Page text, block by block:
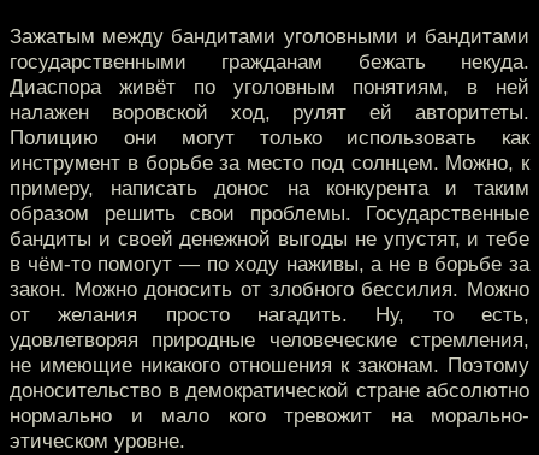
Зажатым между бандитами уголовными и бандитами
государственными гражданам бежать некуда.
Диаспора живёт по уголовным понятиям, в ней
налажен воровской ход, рулят ей авторитеты.
Полицию они могут только использовать как
инструмент в борьбе за место под солнцем. Можно, к
примеру, написать донос на конкурента и таким
образом решить свои проблемы. Государственные
бандиты и своей денежной выгоды не упустят, и тебе
в чём-то помогут — по ходу наживы, а не в борьбе за
закон. Можно доносить от злобного бессилия. Можно
от желания просто нагадить. Ну, то есть,
удовлетворяя природные человеческие стремления,
не имеющие никакого отношения к законам. Поэтому
доносительство в демократической стране абсолютно
нормально и мало кого тревожит на морально-
этическом уровне.